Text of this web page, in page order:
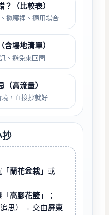
？（比較表）
擺哪裡、適用場合
含場地清單）
、避免來回問
（高流量）
，直接抄就好
抄
「蘭花盆栽 」或
「高腳花籃 」；
思）→ 交由屏東